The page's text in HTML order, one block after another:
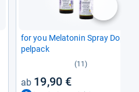
for you Mela­to­nin Spray Dop­
pel­pack
(11)
19,90 €
nächste